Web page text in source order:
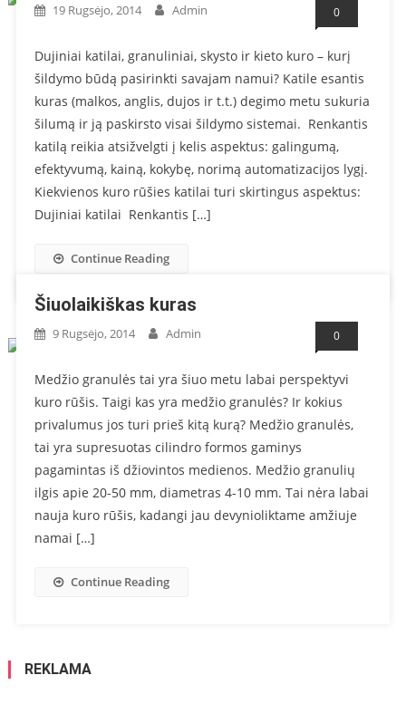
19 Rugsėjo, 2014 Admin 0
Dujiniai katilai, granuliniai, skysto ir kieto kuro – kurį
šildymo būdą pasirinkti savajam namui? Katile esantis
kuras (malkos, anglis, dujos ir t.t.) degimo metu sukuria
šilumą ir ją paskirsto visai šildymo sistemai. Renkantis
katilą reikia atsižvelgti į kelis aspektus: galingumą,
efektyvumą, kainą, kokybę, norimą automatizacijos lygį.
Kiekvienos kuro rūšies katilai turi skirtingus aspektus:
Dujiniai katilai Renkantis […]
Continue Reading
Šiuolaikiškas kuras
9 Rugsėjo, 2014 Admin 0
Medžio granulės tai yra šiuo metu labai perspektyvi
kuro rūšis. Taigi kas yra medžio granulės? Ir kokius
privalumus jos turi prieš kitą kurą? Medžio granulės,
tai yra supresuotas cilindro formos gaminys
pagamintas iš džiovintos medienos. Medžio granulių
ilgis apie 20-50 mm, diametras 4-10 mm. Tai nėra labai
nauja kuro rūšis, kadangi jau devynioliktame amžiuje
namai […]
Continue Reading
REKLAMA